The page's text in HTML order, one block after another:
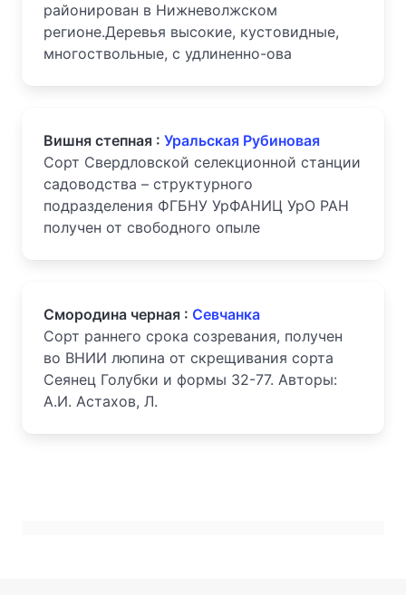
районирован в Нижневолжском
регионе.Деревья высокие, кустовидные,
многоствольные, с удлиненно-ова
Вишня степная : Уральская Рубиновая
Сорт Свердловской селекционной станции
садоводства – структурного
подразделения ФГБНУ УрФАНИЦ УрО РАН
получен от свободного опыле
Смородина черная : Севчанка
Сорт раннего срока созревания, получен
во ВНИИ люпина от скрещивания сорта
Сеянец Голубки и формы 32-77. Авторы:
А.И. Астахов, Л.